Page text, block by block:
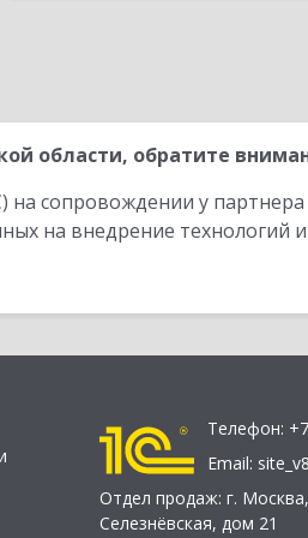
области, обратите
на сопровождении у
на внедрение
Телефон:
Email:
Отдел продаж: г. Москва,
Селезнёвская, дом 21